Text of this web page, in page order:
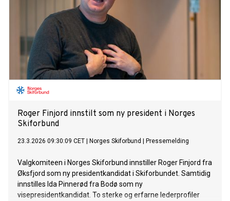
Roger Finjord innstilt som ny president i Norges
Skiforbund
23.3.2026 09:30:09 CET Norges Skiforbund Pressemelding
Valgkomiteen i Norges Skiforbund innstiller Roger Finjord fra
Øksfjord som ny presidentkandidat i Skiforbundet. Samtidig
innstilles Ida Pinnerød fra Bodø som ny
visepresidentkandidat. To sterke og erfarne lederprofiler